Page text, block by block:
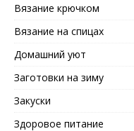
Вязание крючком
Вязание на спицах
Домашний уют
Заготовки на зиму
Закуски
Здоровое питание